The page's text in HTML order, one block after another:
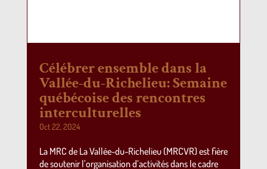
Célébrer ensemble dans la
Vallée-du-Richelieu: Semaine
québécoise des rencontres
interculturelles
Oct 22, 2024
La MRC de La Vallée-du-Richelieu (MRCVR) est fière
de soutenir l’organisation d’activités dans le cadre